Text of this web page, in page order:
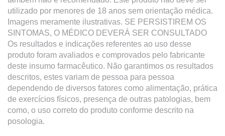
utilizado por menores de 18 anos sem orientação médica.
Imagens meramente ilustrativas. SE PERSISTIREM OS
SINTOMAS, O MÉDICO DEVERÁ SER CONSULTADO
Os resultados e indicações referentes ao uso desse
produto foram avaliados e comprovados pelo fabricante
deste insumo farmacêutico. Não garantimos os resultados
descritos, estes variam de pessoa para pessoa
dependendo de diversos fatores como alimentação, prática
de exercícios físicos, presença de outras patologias, bem
como, o uso correto do produto conforme descrito na
posologia.